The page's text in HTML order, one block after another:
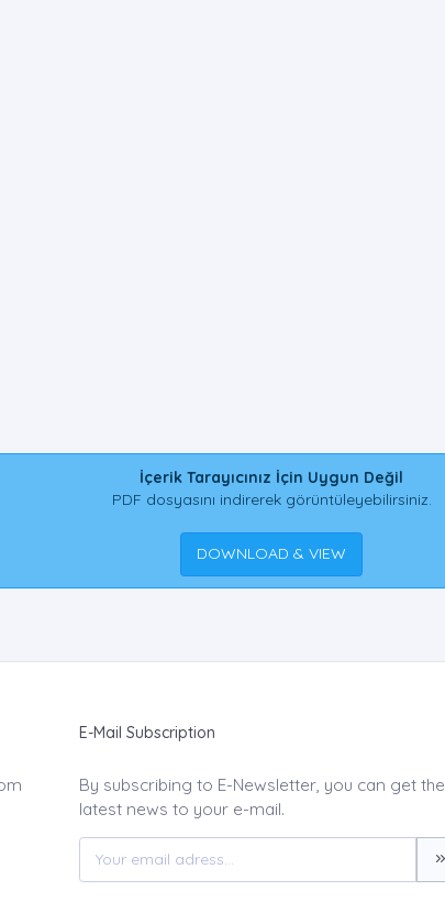
İçerik Tarayıcınız İçin Uygun Değil
PDF dosyasını indirerek görüntüleyebilirsiniz.
DOWNLOAD & VIEW
E-Mail Subscription
By subscribing to E-Newsletter, you can get the
latest news to your e-mail.